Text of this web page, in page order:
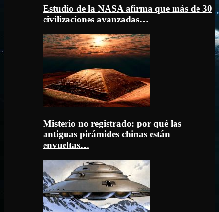
Estudio de la NASA afirma que más de 30
civilizaciones avanzadas…
Misterio no registrado: por qué las
antiguas pirámides chinas están
envueltas…